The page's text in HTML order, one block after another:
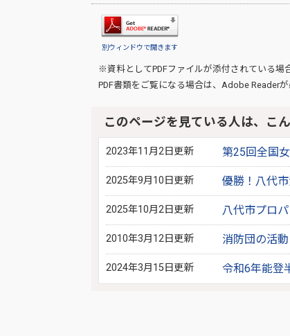
別ウィンドウで開きます
※資料としてPDFファイルが添付されている場
PDF書類をご覧になる場合は、 Adobe Reader
このページを見ている人は、こ
2023年11月2日更新 第25回全国
2025年9月10日更新 優勝！八代
2025年10月2日更新 八代市プロ
2010年3月12日更新 消防団の活動
2024年3月15日更新 令和6年能登